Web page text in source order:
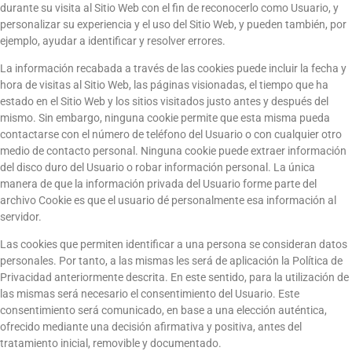
durante su visita al Sitio Web con el fin de reconocerlo como Usuario, y
personalizar su experiencia y el uso del Sitio Web, y pueden también, por
ejemplo, ayudar a identificar y resolver errores.
La información recabada a través de las cookies puede incluir la fecha y
hora de visitas al Sitio Web, las páginas visionadas, el tiempo que ha
estado en el Sitio Web y los sitios visitados justo antes y después del
mismo. Sin embargo, ninguna cookie permite que esta misma pueda
contactarse con el número de teléfono del Usuario o con cualquier otro
medio de contacto personal. Ninguna cookie puede extraer información
del disco duro del Usuario o robar información personal. La única
manera de que la información privada del Usuario forme parte del
archivo Cookie es que el usuario dé personalmente esa información al
servidor.
Las cookies que permiten identificar a una persona se consideran datos
personales. Por tanto, a las mismas les será de aplicación la Política de
Privacidad anteriormente descrita. En este sentido, para la utilización de
las mismas será necesario el consentimiento del Usuario. Este
consentimiento será comunicado, en base a una elección auténtica,
ofrecido mediante una decisión afirmativa y positiva, antes del
tratamiento inicial, removible y documentado.